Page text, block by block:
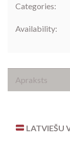
Categories:
Availability:
Apraksts
LATVIEŠU